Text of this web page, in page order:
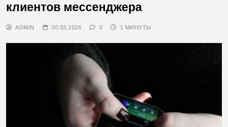
клиентов мессенджера
ADMIN 30.03.2026 0 1 МИНУТЫ